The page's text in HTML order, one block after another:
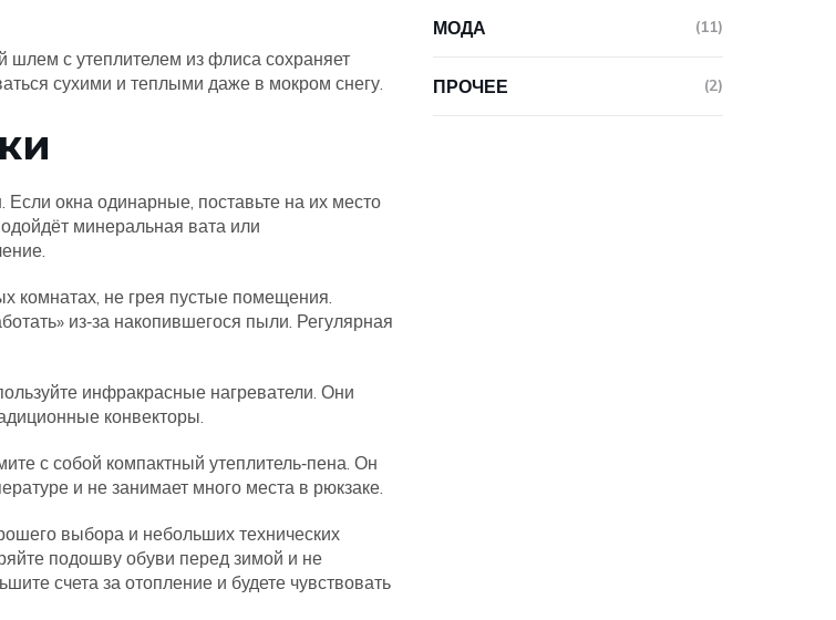
с утеплителем из флиса сохраняет
сухими и теплыми даже в мокром снегу.
окна одинарные, поставьте на их место
минеральная вата или
комнатах, не грея пустые помещения.
из‑за накопившегося пыли. Регулярная
инфракрасные нагреватели. Они
конвекторы.
с собой компактный утеплитель‑пена. Он
и не занимает много места в рюкзаке.
выбора и небольших технических
подошву обуви перед зимой и не
счета за отопление и будете чувствовать
МОДА (11)
ПРОЧЕЕ (2)